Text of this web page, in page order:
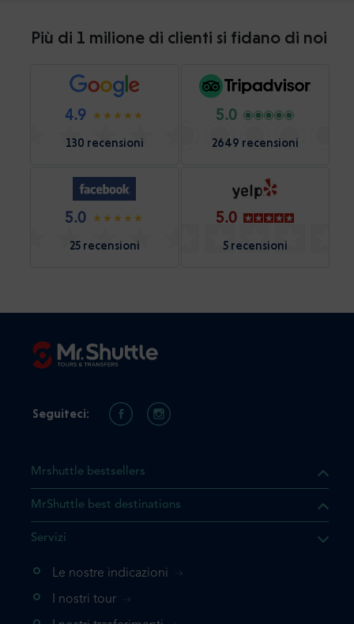
Più di 1 milione di clienti si fidano di noi
4.9
130 recensioni
5.0
2649 recensioni
5.0
25 recensioni
5.0
5 recensioni
Mrshuttle bestsellers
MrShuttle best destinations
Servizi
Le nostre indicazioni
I nostri tour
Seguiteci: